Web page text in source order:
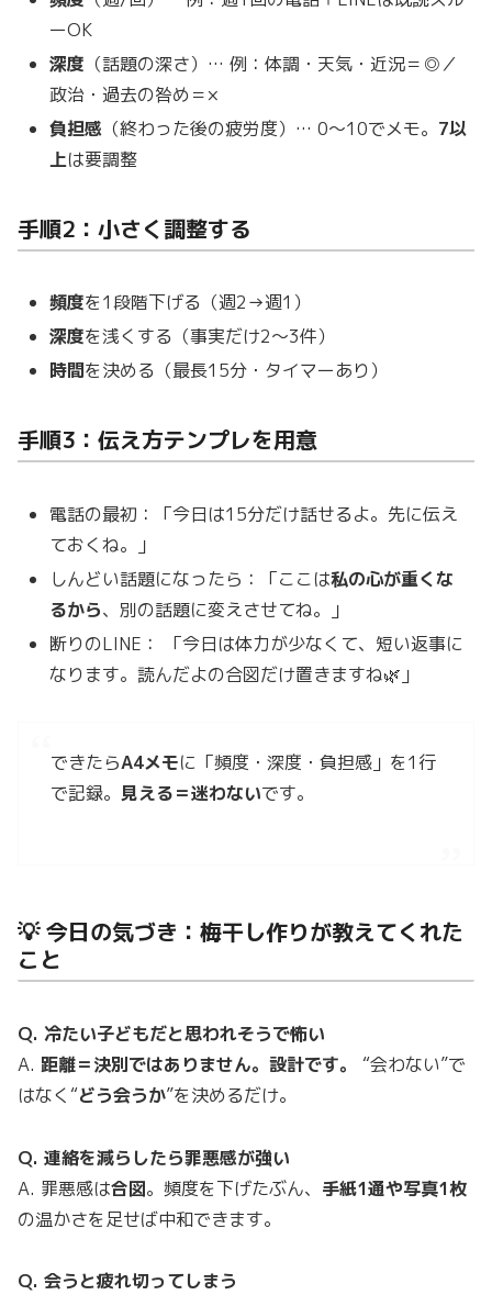
ーOK
深度 （話題の深さ）… 例：体調・天気・近況＝◎／
政治・過去の咎め＝×
負担感 （終わった後の疲労度）… 0〜10でメモ。 7以
上は要調整
手順2：小さく調整する
頻度を1段階下げる（週2→週1）
深度を浅くする（事実だけ2〜3件）
時間を決める（最長15分・タイマーあり）
手順3：伝え方テンプレを用意
電話の最初：「今日は15分だけ話せるよ。先に伝え
ておくね。」
しんどい話題になったら：「ここは私の心が重くな
るから、別の話題に変えさせてね。」
断りのLINE： 「今日は体力が少なくて、短い返事に
なります。読んだよの合図だけ置きますね🌿」
できたらA4メモに「頻度・深度・負担感」を1行
で記録。 見える＝迷わないです。
💡 今日の気づき：梅干し作りが教えてくれた
こと
Q. 冷たい子どもだと思われそうで怖い
A. 距離＝決別ではありません。設計です。
“会わない”で
はなく“どう会うか”を決めるだけ。
Q. 連絡を減らしたら罪悪感が強い
A. 罪悪感は合図。頻度を下げたぶん、 手紙1通や写真1枚
の温かさを足せば中和できます。
Q. 会うと疲れ切ってしまう